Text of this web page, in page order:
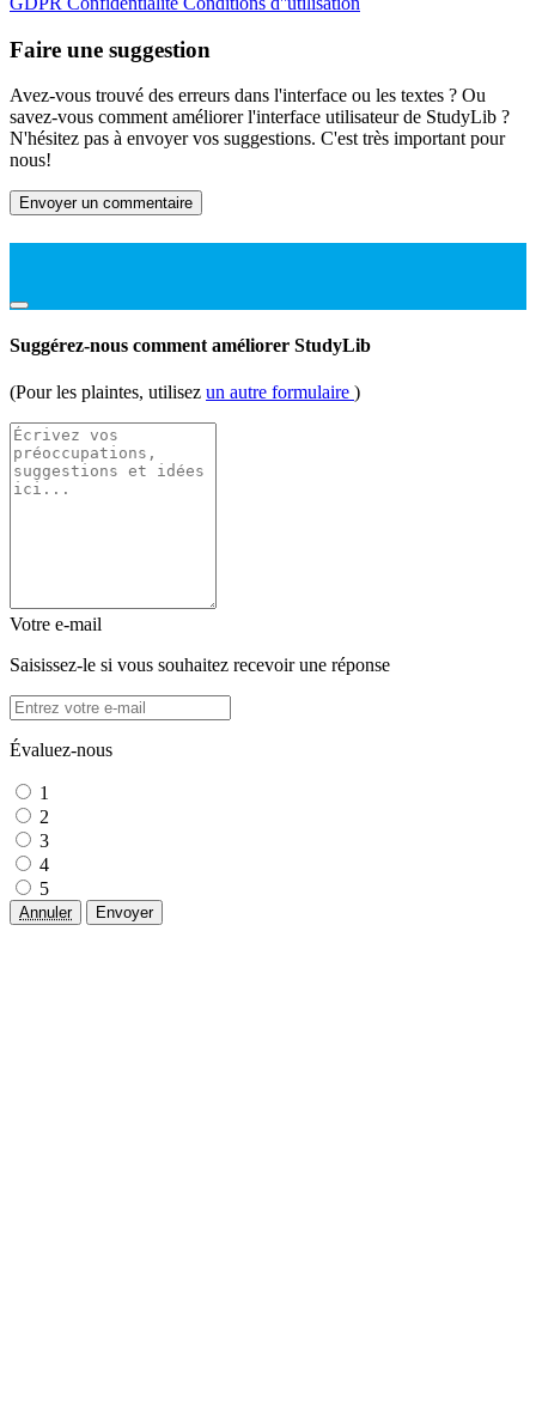
Faire une suggestion
Avez-vous trouvé des erreurs dans l'interface ou les textes ? Ou
savez-vous comment améliorer l'interface utilisateur de StudyLib ?
N'hésitez pas à envoyer vos suggestions. C'est très important pour
nous!
Envoyer un commentaire
Suggérez-nous comment améliorer StudyLib
(Pour les plaintes, utilisez un autre formulaire )
Votre e-mail
Saisissez-le si vous souhaitez recevoir une réponse
Évaluez-nous
1
2
3
4
5
Annuler Envoyer